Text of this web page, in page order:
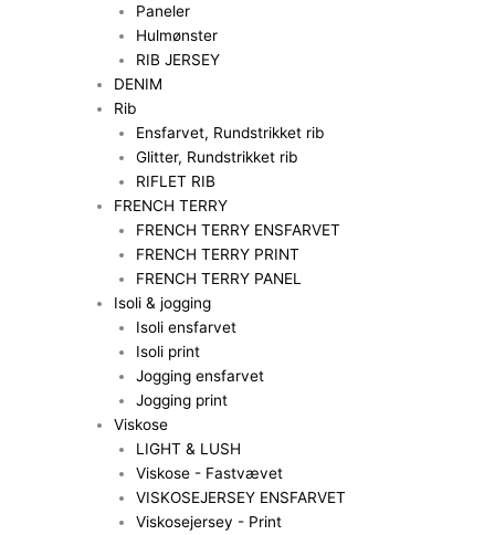
Paneler
Hulmønster
RIB JERSEY
DENIM
Rib
Ensfarvet, Rundstrikket rib
Glitter, Rundstrikket rib
RIFLET RIB
FRENCH TERRY
FRENCH TERRY ENSFARVET
FRENCH TERRY PRINT
FRENCH TERRY PANEL
Isoli & jogging
Isoli ensfarvet
Isoli print
Jogging ensfarvet
Jogging print
Viskose
LIGHT & LUSH
Viskose - Fastvævet
VISKOSEJERSEY ENSFARVET
Viskosejersey - Print